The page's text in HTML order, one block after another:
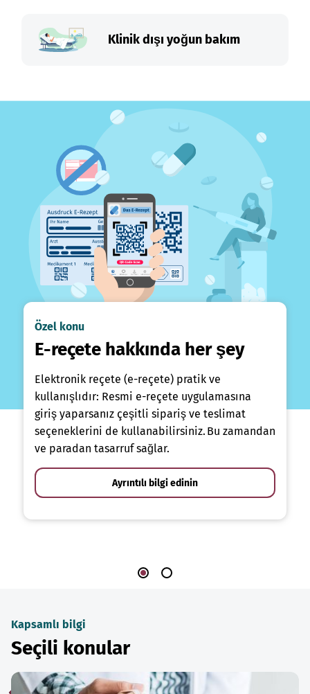
Klinik dışı yoğun bakım
Özel konu
E-reçete hakkında her şey
Elektronik reçete (e-reçete) pratik ve
kullanışlıdır: Resmi e-reçete uygulamasına
giriş yaparsanız çeşitli sipariş ve teslimat
seçeneklerini de kullanabilirsiniz. Bu zamandan
ve paradan tasarruf sağlar.
Ayrıntılı bilgi edinin
Kapsamlı bilgi
Seçili konular